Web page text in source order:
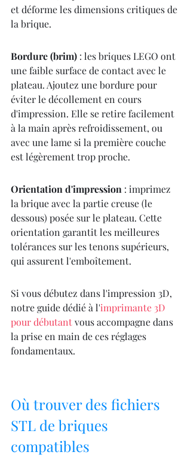
et déforme les dimensions critiques de
la brique.
Bordure (brim) : les briques LEGO ont
une faible surface de contact avec le
plateau. Ajoutez une bordure pour
éviter le décollement en cours
d'impression. Elle se retire facilement
à la main après refroidissement, ou
avec une lame si la première couche
est légèrement trop proche.
Orientation d'impression : imprimez
la brique avec la partie creuse (le
dessous) posée sur le plateau. Cette
orientation garantit les meilleures
tolérances sur les tenons supérieurs,
qui assurent l'emboîtement.
Si vous débutez dans l'impression 3D,
notre guide dédié à l'imprimante 3D
pour débutant vous accompagne dans
la prise en main de ces réglages
fondamentaux.
Où trouver des fichiers
STL de briques
compatibles